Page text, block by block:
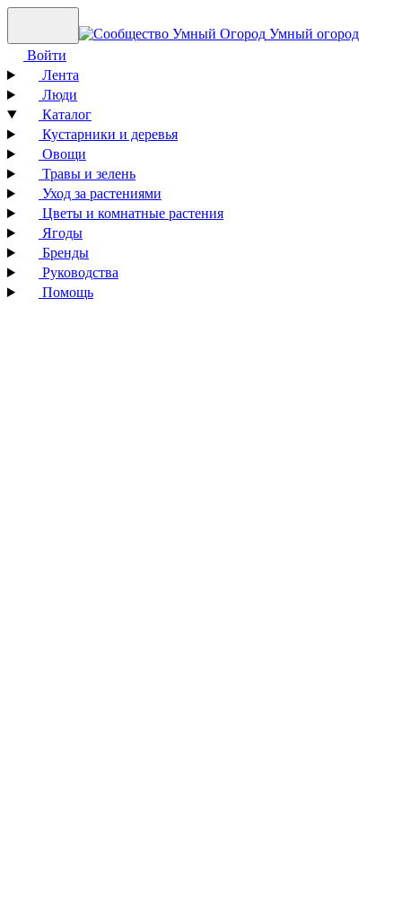
Умный огород
Войти
Лента
Люди
Каталог
Кустарники и деревья
Овощи
Травы и зелень
Уход за растениями
Цветы и комнатные растения
Ягоды
Бренды
Руководства
Помощь